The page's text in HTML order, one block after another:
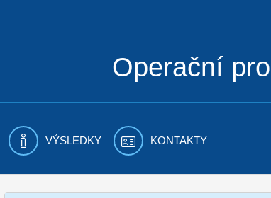
Operační
VÝSLEDKY KONTAKTY